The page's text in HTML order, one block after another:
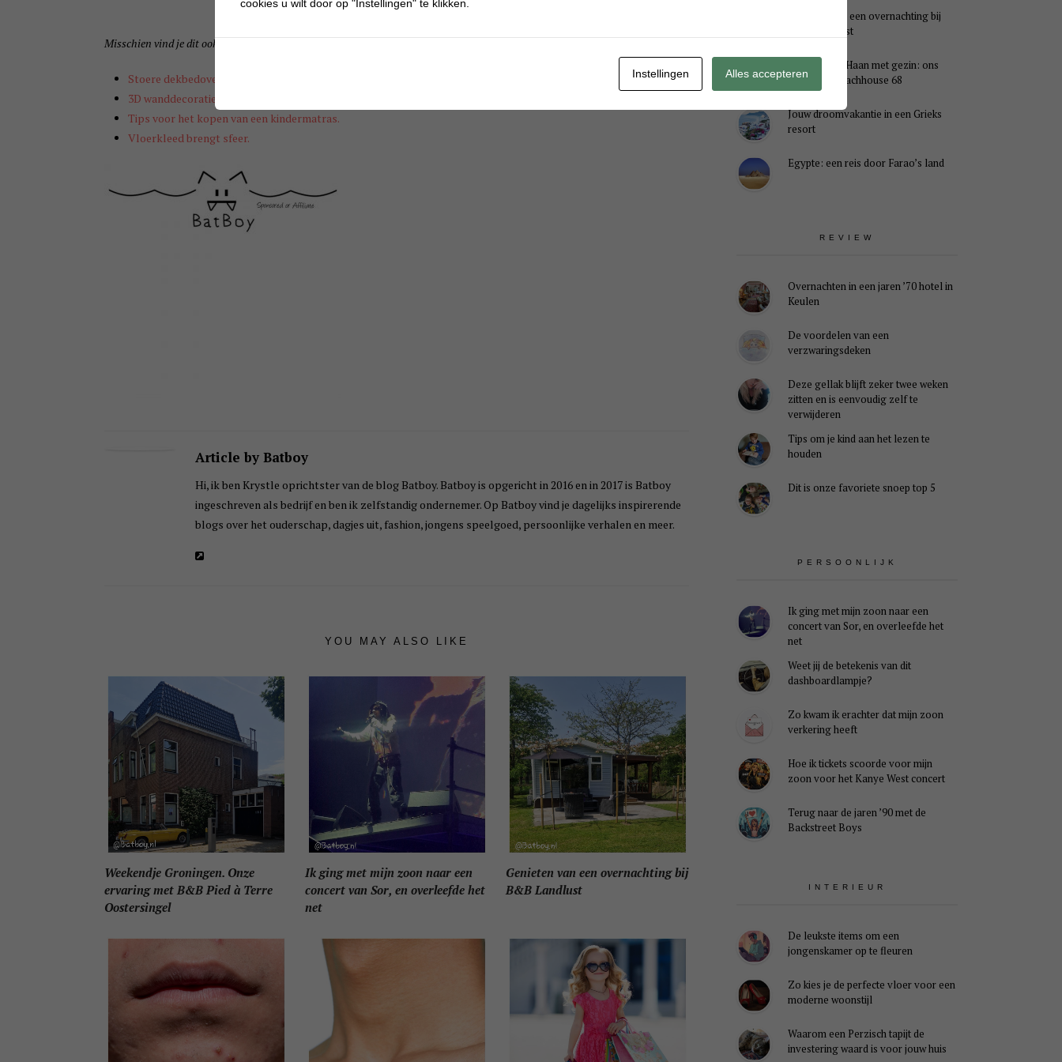
Misschien vind je dit ook interessant:
Stoere dekbedovertrekken.
3D wanddecoratie
Tips voor het kopen van een kindermatras.
Vloerkleed brengt sfeer.
Article by Batboy
Hi, ik ben Krystle oprichtster van de blog Batboy. Batboy is opgericht in 2016 en in 2017 is Batboy
ingeschreven als bedrijf en ben ik zelfstandig ondernemer. Op Batboy vind je dagelijks inspirerende
blogs over het ouderschap, dagjes uit, fashion, jongens speelgoed, persoonlijke verhalen en meer.
YOU MAY ALSO LIKE
Weekendje Groningen. Onze
ervaring met B&B Pied à Terre
Oostersingel
Ik ging met mijn zoon naar een
concert van Sor, en overleefde het
net
Genieten van een overnachting bij
B&B Landlust
Genieten van een overnachting bij
B&B Landlust
Midweek De Haan met gezin: ons
verblijf in Beachhouse 68
Jouw droomvakantie in een Grieks
resort
Egypte: een reis door Farao’s land
REVIEW
Overnachten in een jaren ’70 hotel in
Keulen
De voordelen van een
verzwaringsdeken
Deze gellak blijft zeker twee weken
zitten en is eenvoudig zelf te
verwijderen
Tips om je kind aan het lezen te
houden
Dit is onze favoriete snoep top 5
PERSOONLIJK
Ik ging met mijn zoon naar een
concert van Sor, en overleefde het
net
Weet jij de betekenis van dit
dashboardlampje?
Zo kwam ik erachter dat mijn zoon
verkering heeft
Hoe ik tickets scoorde voor mijn
zoon voor het Kanye West concert
Terug naar de jaren ’90 met de
Backstreet Boys
INTERIEUR
De leukste items om een
jongenskamer op te fleuren
Zo kies je de perfecte vloer voor een
moderne woonstijl
Waarom een Perzisch tapijt de
investering waard is voor jouw huis
cookies u wilt door op "Instellingen" te klikken.
Instellingen Alles accepteren